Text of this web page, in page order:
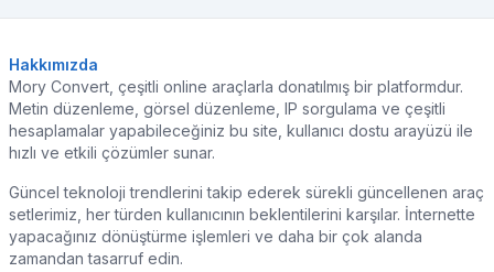
Hakkımızda
Mory Convert, çeşitli online araçlarla donatılmış bir platformdur.
Metin düzenleme, görsel düzenleme, IP sorgulama ve çeşitli
hesaplamalar yapabileceğiniz bu site, kullanıcı dostu arayüzü ile
hızlı ve etkili çözümler sunar.
Güncel teknoloji trendlerini takip ederek sürekli güncellenen araç
setlerimiz, her türden kullanıcının beklentilerini karşılar. İnternette
yapacağınız dönüştürme işlemleri ve daha bir çok alanda
zamandan tasarruf edin.